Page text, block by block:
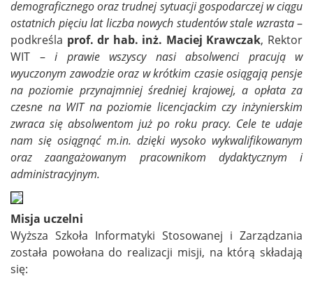
demograficznego oraz trudnej sytuacji gospodarczej w ciągu
ostatnich pięciu lat liczba nowych studentów stale wzrasta–
podkreśla prof. dr hab. inż. Maciej Krawczak, Rektor
WIT – i prawie wszyscy nasi absolwenci pracują w
wyuczonym zawodzie oraz w krótkim czasie osiągają pensje
na poziomie przynajmniej średniej krajowej, a opłata za
czesne na WIT na poziomie licencjackim czy inżynierskim
zwraca się absolwentom już po roku pracy. Cele te udaje
nam się osiągnąć m.in. dzięki wysoko wykwalifikowanym
oraz zaangażowanym pracownikom dydaktycznym i
administracyjnym.
Misja uczelni
Wyższa Szkoła Informatyki Stosowanej i Zarządzania
została powołana do realizacji misji, na którą składają
się: